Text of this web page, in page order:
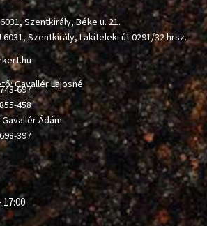
Szentkirály, Béke u. 21.
6031, Szentkirály, Lakiteleki út 0291/32 hrsz.
Gavallér Lajosné
697
458
Ádám
397